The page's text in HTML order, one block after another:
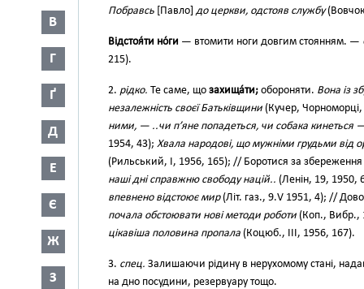
В
Г
Ґ
Д
Е
Є
Ж
З
Побравсь [Павло] до церкви, одстояв службу
Відстоя́ти но́ги — втомити ноги довгим стоянням. —
215).
2. рідко. Те саме, що захища́ти; обороняти. Вона із
незалежність своєї Батьківщини (Кучер,
ними, — ..чи п’яне попадеться, чи собака кинеться
1954, 43); Хвала народові, що мужніми грудьми від
(Рильський, І, 1956, 165); // Боротися за
наші дні справжню свободу націй.. (Ленін, 19, 1950,
впевнено відстоює мир(Літ. газ., 9.V 1951, 4); //
почала обстоювати нові методи роботи (Коп., Вибр.,
цікавіша половина пропала (Коцюб., III, 1956, 167).
3. спец. Залишаючи рідину в нерухомому стані,
на дно посудини, резервуару тощо.